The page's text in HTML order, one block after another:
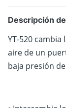
Descripción
YT-520
aire de un
baja presión